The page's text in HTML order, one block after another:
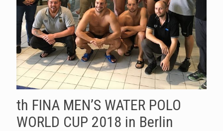
th FINA MEN’S WATER POLO
WORLD CUP 2018 in Berlin